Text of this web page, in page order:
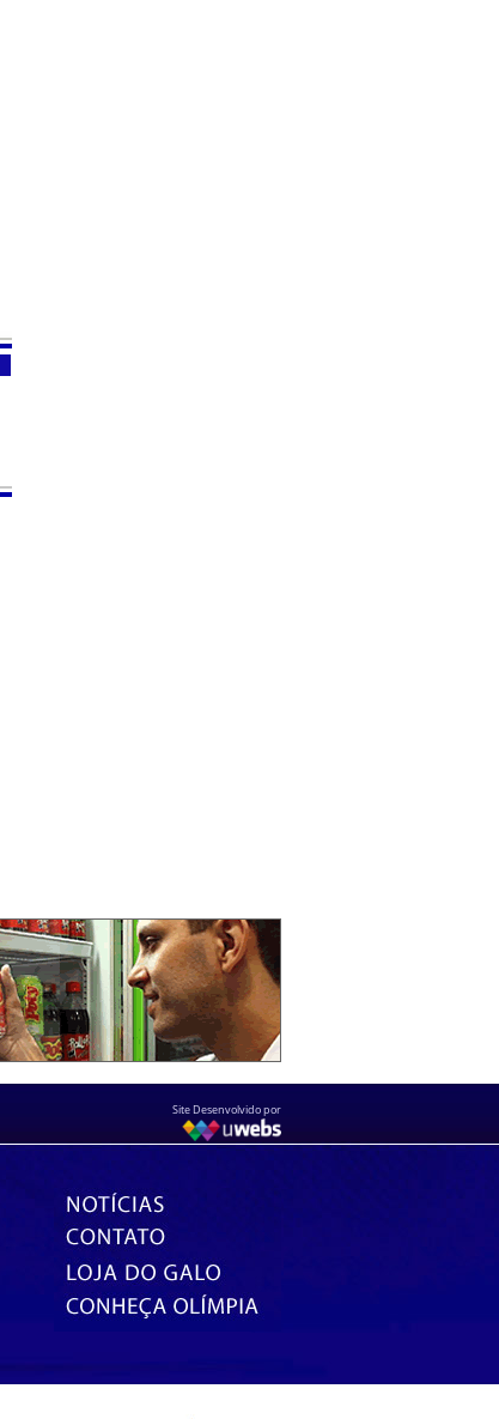
Site Desenvolvido por